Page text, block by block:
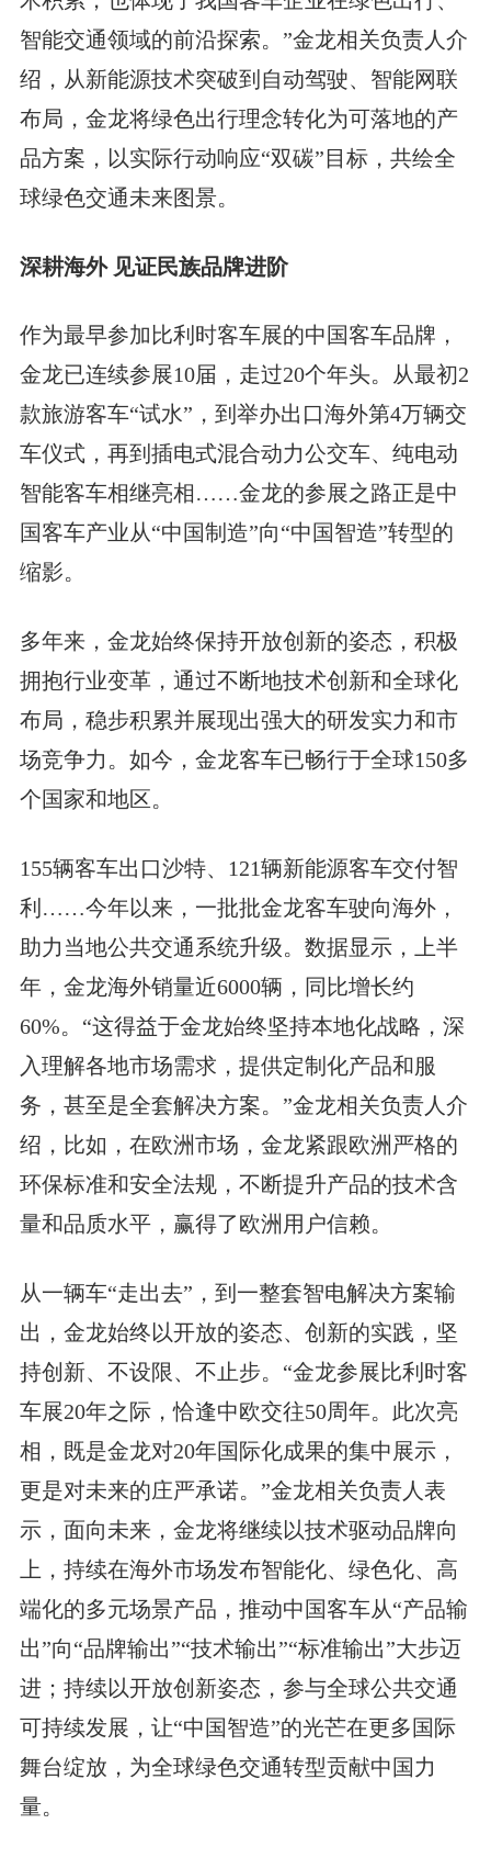
智能交通领域的前沿探索。”金龙相关负责人介
绍，从新能源技术突破到自动驾驶、智能网联
布局，金龙将绿色出行理念转化为可落地的产
品方案，以实际行动响应“双碳”目标，共绘全
球绿色交通未来图景。
深耕海外 见证民族品牌进阶
作为最早参加比利时客车展的中国客车品牌，
金龙已连续参展10届，走过20个年头。从最初2
款旅游客车“试水”，到举办出口海外第4万辆交
车仪式，再到插电式混合动力公交车、纯电动
智能客车相继亮相……金龙的参展之路正是中
国客车产业从“中国制造”向“中国智造”转型的
缩影。
多年来，金龙始终保持开放创新的姿态，积极
拥抱行业变革，通过不断地技术创新和全球化
布局，稳步积累并展现出强大的研发实力和市
场竞争力。如今，金龙客车已畅行于全球150多
个国家和地区。
155辆客车出口沙特、121辆新能源客车交付智
利……今年以来，一批批金龙客车驶向海外，
助力当地公共交通系统升级。数据显示，上半
年，金龙海外销量近6000辆，同比增长约
60%。“这得益于金龙始终坚持本地化战略，深
入理解各地市场需求，提供定制化产品和服
务，甚至是全套解决方案。”金龙相关负责人介
绍，比如，在欧洲市场，金龙紧跟欧洲严格的
环保标准和安全法规，不断提升产品的技术含
量和品质水平，赢得了欧洲用户信赖。
从一辆车“走出去”，到一整套智电解决方案输
出，金龙始终以开放的姿态、创新的实践，坚
持创新、不设限、不止步。“金龙参展比利时客
车展20年之际，恰逢中欧交往50周年。此次亮
相，既是金龙对20年国际化成果的集中展示，
更是对未来的庄严承诺。”金龙相关负责人表
示，面向未来，金龙将继续以技术驱动品牌向
上，持续在海外市场发布智能化、绿色化、高
端化的多元场景产品，推动中国客车从“产品输
出”向“品牌输出”“技术输出”“标准输出”大步迈
进；持续以开放创新姿态，参与全球公共交通
可持续发展，让“中国智造”的光芒在更多国际
舞台绽放，为全球绿色交通转型贡献中国力
量。